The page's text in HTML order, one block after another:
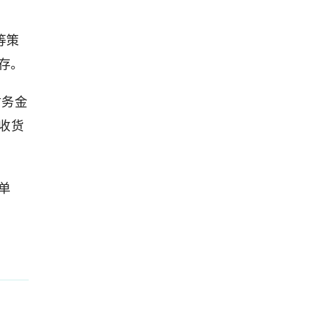
策
。
金
货